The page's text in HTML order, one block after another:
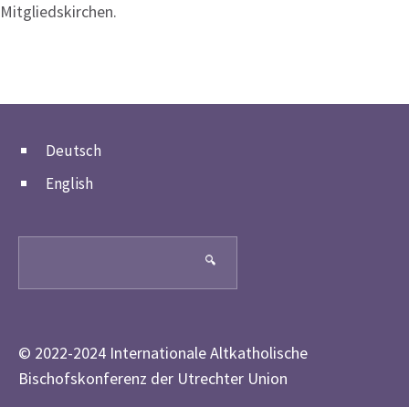
Mitgliedskirchen.
Deutsch
English
🔍
© 2022-2024 Internationale Altkatholische
Bischofskonferenz der Utrechter Union